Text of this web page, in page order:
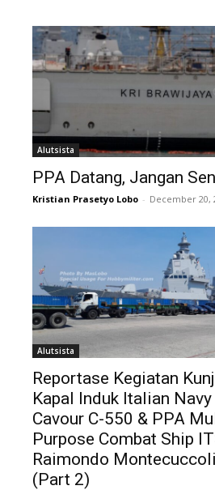
Alutsista
PPA Datang, Jangan
Kristian Prasetyo Lobo - December 20,
Alutsista
Reportase Kegiatan
Kapal Induk Italian
Cavour C-550 & PPA
Purpose Combat Ship
Raimondo
(Part 2)